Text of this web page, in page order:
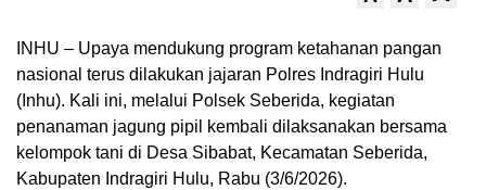
INHU – Upaya mendukung program ketahanan pangan
nasional terus dilakukan jajaran Polres Indragiri Hulu
(Inhu). Kali ini, melalui Polsek Seberida, kegiatan
penanaman jagung pipil kembali dilaksanakan bersama
kelompok tani di Desa Sibabat, Kecamatan Seberida,
Kabupaten Indragiri Hulu, Rabu (3/6/2026).